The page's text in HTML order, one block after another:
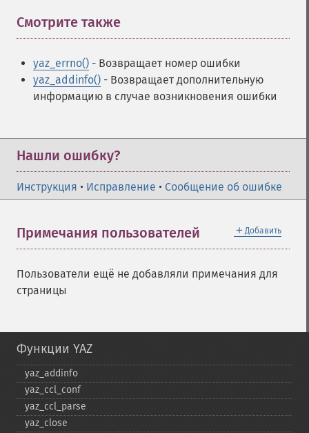
Смотрите также
yaz_errno() - Возвращает номер ошибки
yaz_addinfo() - Возвращает дополнительную
информацию в случае возникновения ошибки
Нашли ошибку?
Инструкция • Исправление • Сообщение об ошибке
＋ Добавить
Примечания пользователей
Пользователи ещё не добавляли примечания для
страницы
Функции YAZ
yaz_​addinfo
yaz_​ccl_​conf
yaz_​ccl_​parse
yaz_​close